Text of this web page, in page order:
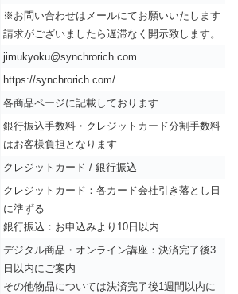
※お問い合わせはメールにてお願いいたします
請求がございましたら遅滞なく開示致します。
jimukyoku@synchrorich.com
https://synchrorich.com/
各商品ページに記載しております
銀行振込手数料・クレジットカード分割手数料
はお客様負担となります
クレジットカード / 銀行振込
クレジットカード：各カード会社引き落とし日
に準ずる
銀行振込：お申込みより10日以内
デジタル商品・オンライン講座：決済完了後3
日以内にご案内
その他物品については決済完了後1週間以内に